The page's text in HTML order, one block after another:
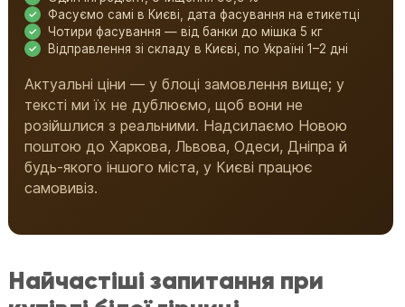
Фасуємо самі в Києві, дата фасування на етикетці
Чотири фасування — від банки до мішка 5 кг
Відправлення зі складу в Києві, по Україні 1–2 дні
Актуальні ціни — у блоці замовлення вище; у
тексті ми їх не дублюємо, щоб вони не
розійшлися з реальними. Надсилаємо Новою
поштою до Харкова, Львова, Одеси, Дніпра й
будь-якого іншого міста, у Києві працює
самовивіз.
Найчастіші запитання при